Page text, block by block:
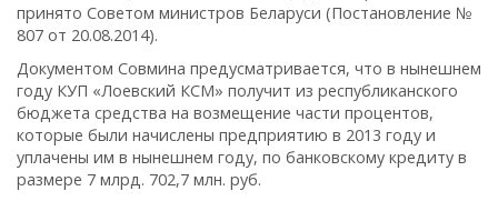
принято Советом министров Беларуси (Постановление №
807 от 20.08.2014).
Документом Совмина предусматривается, что в нынешнем
году КУП «Лоевский КСМ» получит из республиканского
бюджета средства на возмещение части процентов,
которые были начислены предприятию в 2013 году и
уплачены им в нынешнем году, по банковскому кредиту в
размере 7 млрд. 702,7 млн. руб.